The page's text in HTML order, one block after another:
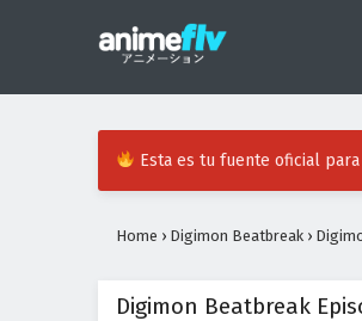
Esta es tu fuente oficial
Home › Digimon Beatbreak ›
Digimon Beatbreak